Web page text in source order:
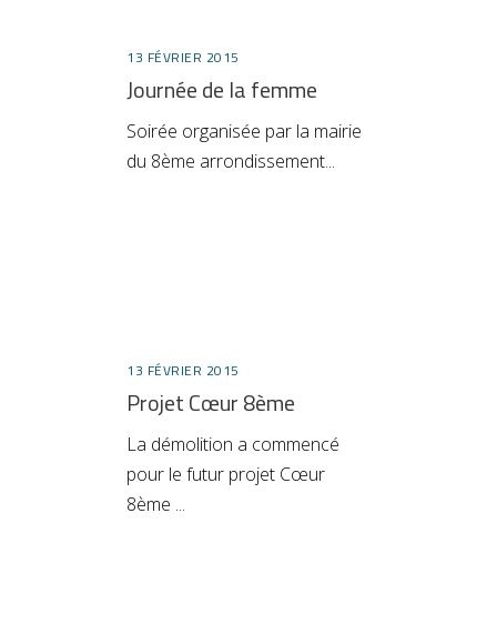
13 FÉVRIER 2015
Journée de la femme
Soirée organisée par la mairie
du 8ème arrondissement
13 FÉVRIER 2015
Projet Cœur 8ème
La démolition a commencé
pour le futur projet Cœur
8ème